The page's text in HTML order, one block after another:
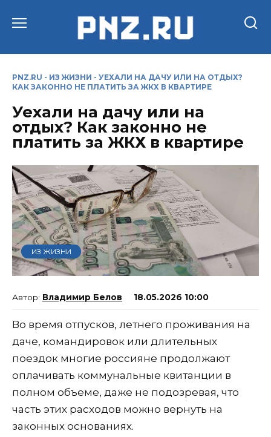
PNZ.RU - ИЗ ЖИЗНИ - УЕХАЛИ НА ДАЧУ ИЛИ НА ОТДЫХ?
КАК ЗАКОННО НЕ ПЛАТИТЬ ЗА ЖКХ В КВАРТИРЕ
Уехали на дачу или на
отдых? Как законно не
платить за ЖКХ в квартире
ИЗ ЖИЗНИ
Владимир Белов 18.05.2026 10:00
Во время отпусков, летнего проживания на
даче, командировок или длительных
поездок многие россияне продолжают
оплачивать коммунальные квитанции в
полном объеме, даже не подозревая, что
часть этих расходов можно вернуть на
законных основаниях.